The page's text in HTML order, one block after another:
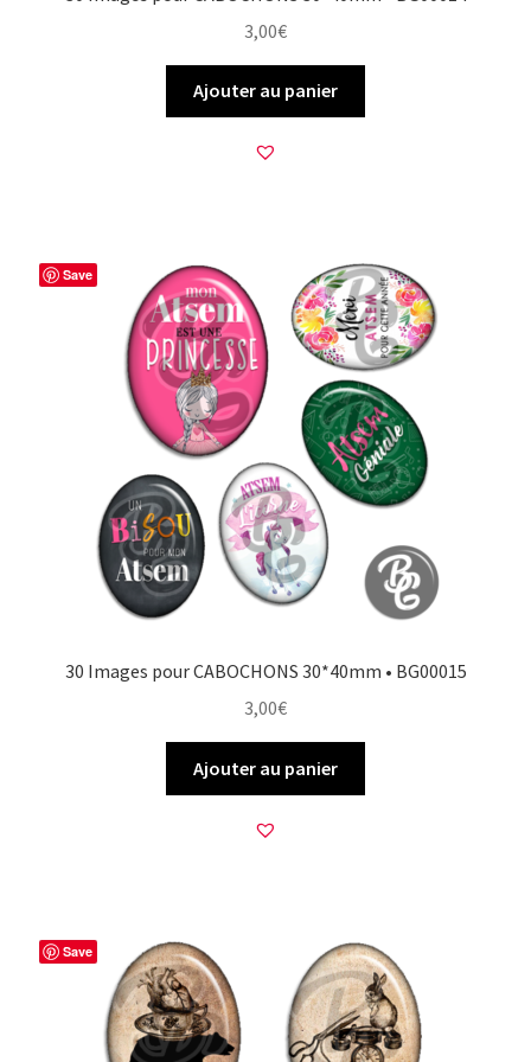
3,00€
Ajouter au panier
Save
30 Images pour CABOCHONS 30*40mm • BG00015
3,00€
Ajouter au panier
Save